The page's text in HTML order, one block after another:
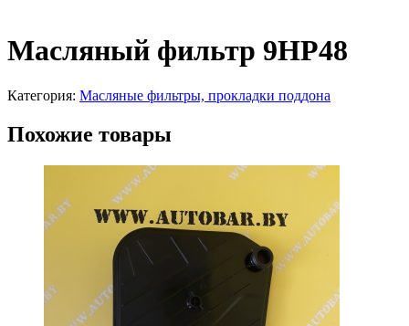
Масляный фильтр 9HP48
Категория: Масляные фильтры, прокладки поддона
Похожие товары